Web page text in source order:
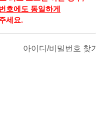
호에도 동일하게
세요.
아이디/비밀번호 찾기